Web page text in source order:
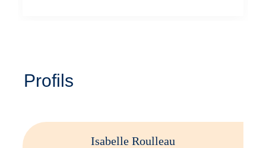
Profils
Isabelle Roulleau